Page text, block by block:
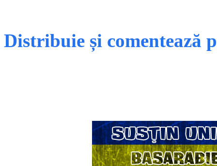
Distribuie și comentează